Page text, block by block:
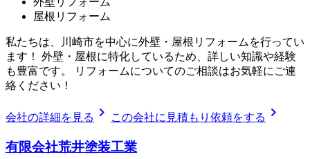
屋根リフォーム
私たちは、川崎市を中心に外壁・屋根リフォームを行ってい
ます！ 外壁・屋根に特化しているため、詳しい知識や経験
も豊富です。 リフォームについてのご相談はお気軽にご連
絡ください！
会社の詳細を見る chevron_right この会社に見積もり依頼をする chevron_right
有限会社荒井塗装工業